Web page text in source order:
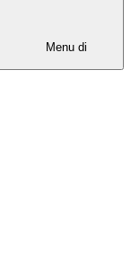
Menu di